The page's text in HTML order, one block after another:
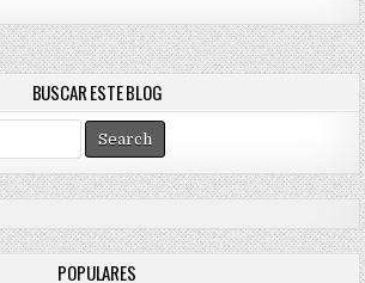
BUSCAR ESTE BLOG
POPULARES